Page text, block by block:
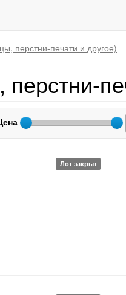
перстни-печати и другое)
Лот закрыт